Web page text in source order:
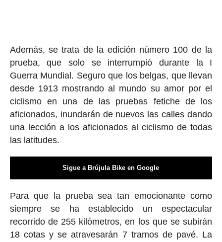
Además, se trata de la edición número 100 de la
prueba, que solo se interrumpió durante la I
Guerra Mundial. Seguro que los belgas, que llevan
desde 1913 mostrando al mundo su amor por el
ciclismo en una de las pruebas fetiche de los
aficionados, inundarán de nuevos las calles dando
una lección a los aficionados al ciclismo de todas
las latitudes.
Sigue a Brújula Bike en Google
Para que la prueba sea tan emocionante como
siempre se ha establecido un espectacular
recorrido de 255 kilómetros, en los que se subirán
18 cotas y se atravesarán 7 tramos de pavé. La